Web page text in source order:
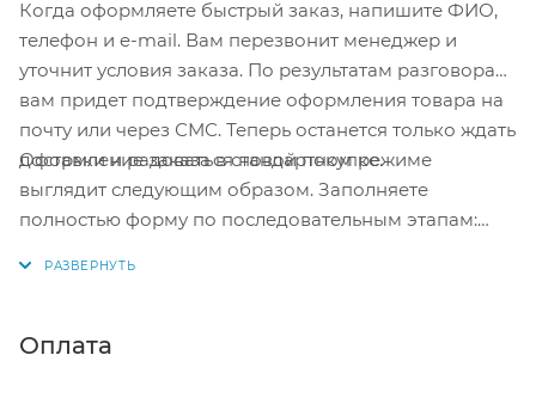
Когда оформляете быстрый заказ, напишите ФИО,
телефон и e-mail. Вам перезвонит менеджер и
уточнит условия заказа. По результатам разговора
вам придет подтверждение оформления товара на
почту или через СМС. Теперь останется только ждать
доставки и радоваться новой покупке.
Оформление заказа в стандартном режиме
выглядит следующим образом. Заполняете
полностью форму по последовательным этапам:
Нажмите кнопку «Оформить заказ».
Оплата